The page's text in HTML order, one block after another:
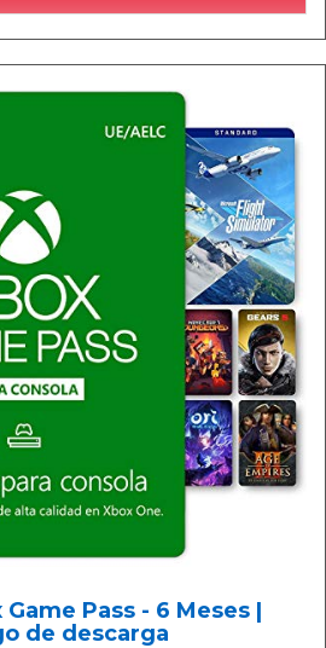
Pass - 6 Meses |
de descarga